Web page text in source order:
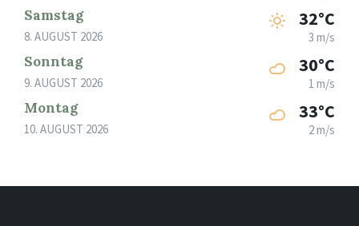
Samstag
8. AUGUST 2026
32°C
3 m/s
Sonntag
9. AUGUST 2026
30°C
1 m/s
Montag
10. AUGUST 2026
33°C
2 m/s